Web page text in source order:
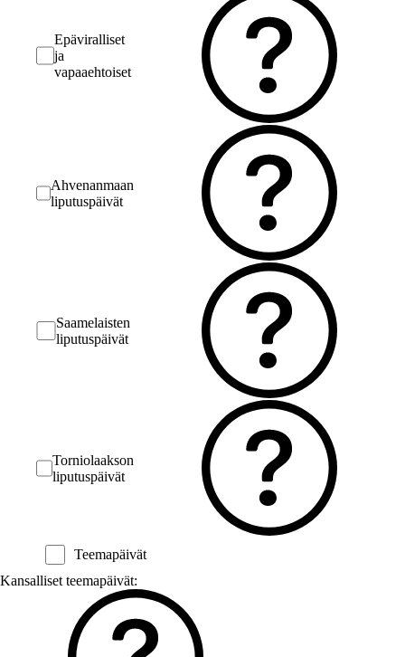
Epäviralliset
ja
vapaaehtoiset
Ahvenanmaan
liputuspäivät
Saamelaisten
liputuspäivät
Torniolaakson
liputuspäivät
Teemapäivät
Kansalliset teemapäivät: